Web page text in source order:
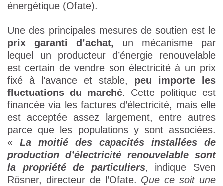
énergétique (Ofate).
Une des principales mesures de soutien est le
prix garanti d’achat, un mécanisme par
lequel un producteur d’énergie renouvelable
est certain de vendre son électricité à un prix
fixé à l’avance et stable, peu importe les
fluctuations du marché. Cette politique est
financée via les factures d’électricité, mais elle
est acceptée assez largement, entre autres
parce que les populations y sont associées.
« La moitié des capacités installées de
production d’électricité renouvelable sont
la propriété de particuliers, indique Sven
Rösner, directeur de l’Ofate. Que ce soit une